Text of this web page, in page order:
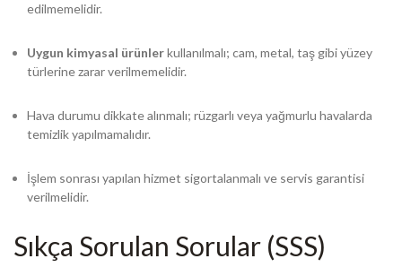
edilmemelidir.
Uygun kimyasal ürünlerkullanılmalı; cam, metal, taş gibi yüzey
türlerine zarar verilmemelidir.
Hava durumu dikkate alınmalı; rüzgarlı veya yağmurlu havalarda
temizlik yapılmamalıdır.
İşlem sonrası yapılan hizmet sigortalanmalı ve servis garantisi
verilmelidir.
Sıkça Sorulan Sorular (SSS)